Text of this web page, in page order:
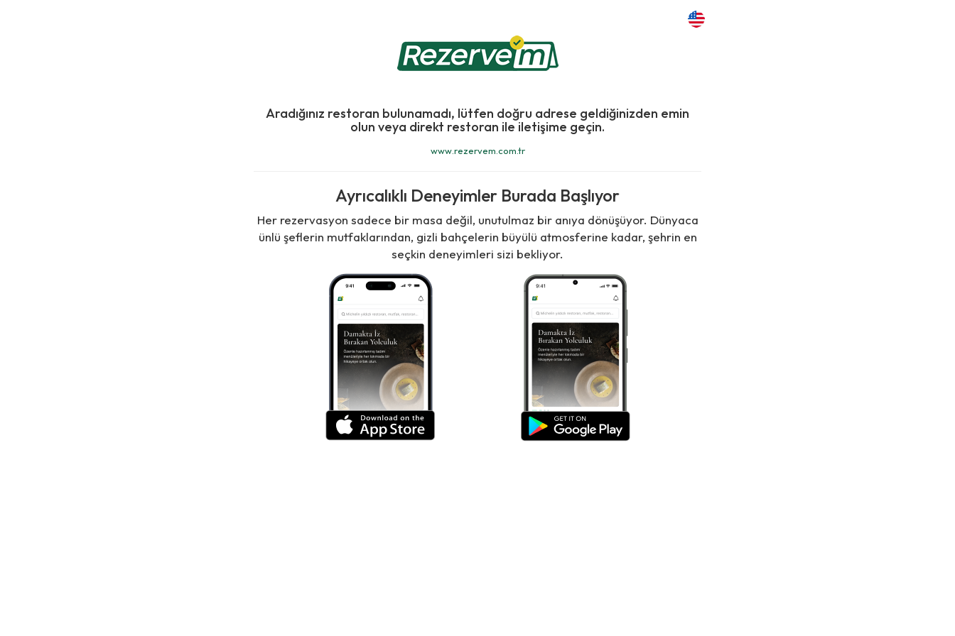
Aradığınız restoran bulunamadı, lütfen doğru adrese geldiğinizden emin
olun veya direkt restoran ile iletişime geçin.
www.rezervem.com.tr
Ayrıcalıklı Deneyimler Burada Başlıyor
Her rezervasyon sadece bir masa değil, unutulmaz bir anıya dönüşüyor. Dünyaca
ünlü şeflerin mutfaklarından, gizli bahçelerin büyülü atmosferine kadar, şehrin en
seçkin deneyimleri sizi bekliyor.